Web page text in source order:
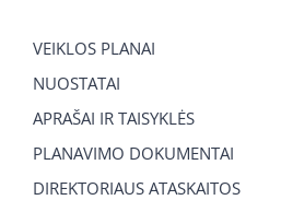
VEIKLOS PLANAI
NUOSTATAI
APRAŠAI IR TAISYKLĖS
PLANAVIMO DOKUMENTAI
DIREKTORIAUS ATASKAITOS